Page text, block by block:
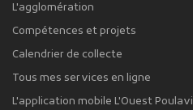
L'agglomération
Compétences et projets
Calendrier de collecte
Tous mes services en ligne
L'application mobile L'Ouest Poulavi